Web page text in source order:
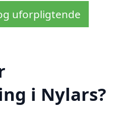
uforpligtende
i Nylars?